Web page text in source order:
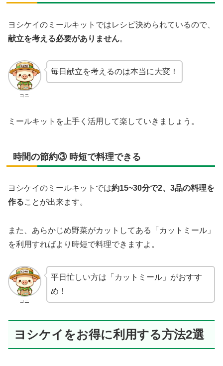
ヨシケイのミールキットではレシピ決められているので、
献立を考える必要がありません。
コニ
毎日献立を考えるのは本当に大変！
ミールキットを上手く活用して楽していきましょう。
時間の節約③ 時短で料理できる
ヨシケイのミールキットでは約15~30分で2、3品の料理を
作ることが出来ます。
また、あらかじめ野菜がカットしてある「カットミール」
を利用すればより時短で料理できますよ。
コニ
平日忙しい方は「カットミール」がおすす
め！
ヨシケイをお得に利用する方法2選